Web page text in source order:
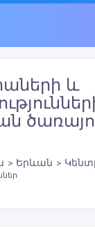
և
Երևան >